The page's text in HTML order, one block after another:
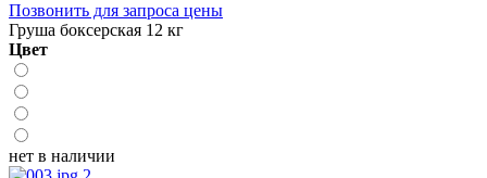
Позвонить для запроса цены
Груша боксерская 12 кг
Цвет
нет в наличии